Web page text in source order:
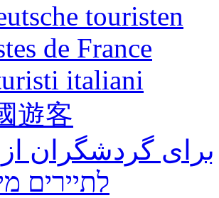
touristen
de France
italiani
遊客
برای گردشگران از
לתיירים